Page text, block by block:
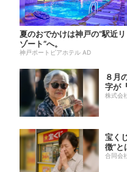
夏のおでかけは神戸の”駅近リ
ゾート”へ。
神戸ポートピアホテル AD
８月
字が
株式会
宝く
徴”と
合同会